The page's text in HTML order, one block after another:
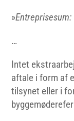
»Entreprisesum:
…
Intet
aftale i form af
tilsynet eller i